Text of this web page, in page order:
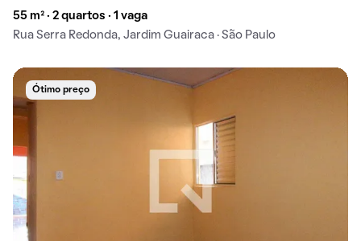
55 m² · 2 quartos · 1 vaga
Rua Serra Redonda, Jardim Guairaca · São Paulo
Ótimo preço